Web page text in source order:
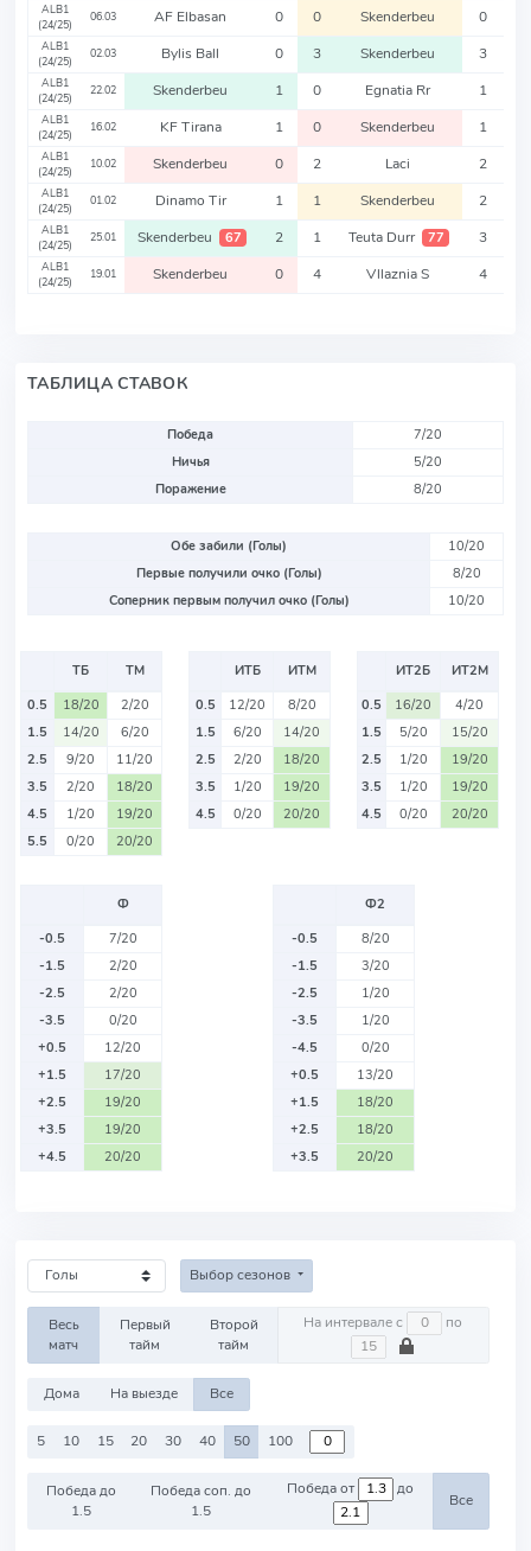
ALB1
(24/25)
06.03 AF Elbasan 0 0 Skenderbeu 0
ALB1
(24/25)
02.03 Bylis Ball 0 3 Skenderbeu 3
ALB1
(24/25)
22.02 Skenderbeu 1 0 Egnatia Rr 1
ALB1
(24/25)
16.02 KF Tirana 1 0 Skenderbeu 1
ALB1
(24/25)
10.02 Skenderbeu 0 2 Laci 2
ALB1
(24/25)
01.02 Dinamo Tir 1 1 Skenderbeu 2
ALB1
(24/25)
25.01 Skenderbeu 67 2 1 Teuta Durr 77 3
ALB1
(24/25)
19.01 Skenderbeu 0 4 Vllaznia S 4
ТАБЛИЦА СТАВОК
Победа
7/20
Ничья
5/20
Поражение
8/20
Обе забили (Голы)
10/20
Первые получили очко (Голы)
8/20
Соперник первым получил очко (Голы)
10/20
ТБ
ТМ
0.5
18/20
2/20
1.5
14/20
6/20
2.5
9/20
11/20
3.5
2/20
18/20
4.5
1/20
19/20
5.5
0/20 20/20
ИТБ
ИТМ
0.5
12/20
8/20
1.5
6/20
14/20
2.5
2/20
18/20
3.5
1/20
19/20
4.5
0/20 20/20
ИТ2Б
ИТ2М
0.5
16/20
4/20
1.5
5/20
15/20
2.5
1/20
19/20
3.5
1/20
19/20
4.5
0/20 20/20
Ф
-0.5
7/20
-1.5
2/20
-2.5
2/20
-3.5
0/20
+0.5
12/20
+1.5
17/20
+2.5
19/20
+3.5
19/20
+4.5
20/20
Ф2
-0.5
8/20
-1.5
3/20
-2.5
1/20
-3.5
1/20
-4.5
0/20
+0.5
13/20
+1.5
18/20
+2.5
18/20
+3.5
20/20
Выбор сезонов
Весь
матч
Первый
тайм
Второй
тайм
На интервале с по
Дома На выезде Все
5 10 15 20 30 40 50 100
Победа до
1.5
Победа соп. до
1.5
Победа от до
Все